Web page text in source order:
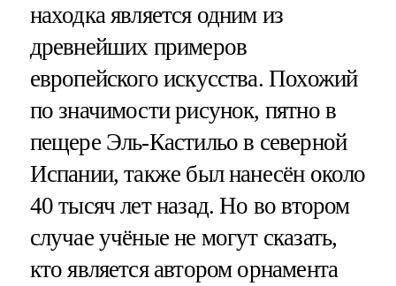
находка является одним из
древнейших примеров
европейского искусства. Похожий
по значимости рисунок, пятно в
пещере Эль-Кастильо в северной
Испании, также был нанесён около
40 тысяч лет назад. Но во втором
случае учёные не могут сказать,
кто является автором орнамента